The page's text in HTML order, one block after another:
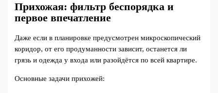
Прихожая: фильтр беспорядка и
первое впечатление
Даже если в планировке предусмотрен микроскопический
коридор, от его продуманности зависит, останется ли
грязь и одежда у входа или разойдётся по всей квартире.
Основные задачи прихожей: